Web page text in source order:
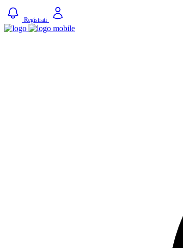
Registrati